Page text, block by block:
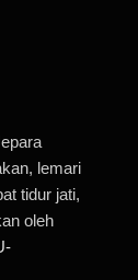
lemari
tidur jati,
oleh